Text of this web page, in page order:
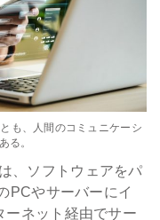
も、人間のコミュニケーシ
る。
、ソフトウェアをパ
PCやサーバーにイ
ーネット経由でサー